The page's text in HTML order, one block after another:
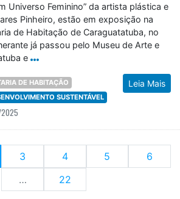
Universo Feminino” da artista plástica e
Pinheiro, estão em exposição na
de Habitação de Caraguatatuba, no
já passou pelo Museu de Arte e
e
Leia Mais
DE HABITAÇÃO
SUSTENTÁVEL
2025
3 4 5
6
…
22